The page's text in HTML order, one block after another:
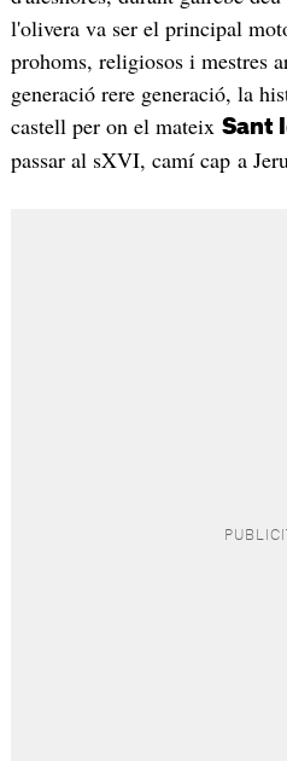
l'olivera va ser el principal
prohoms, religiosos i mestres
generació rere generació, la
castell per on el mateix Sant
passar al sXVI, camí cap a